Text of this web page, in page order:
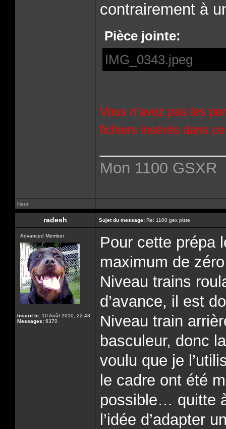
contrairement à
Pièce jointe:
IMG_0343.jpeg
Vous n’avez pas les
fichiers insérés dans
Mon 1100 GSXR
Haut
radesh Sujet du message: Re: 1100 gex piste
Advanced Member
Inscrit le: 10 Août 2010, 22:43
Messages: 6370
Pour cette prépa
maximum de
Niveau trains
d’avance, il est
Niveau train
basculeur, donc
voulu que je
le cadre ont été
possible… quitte
l’idée d’adapter